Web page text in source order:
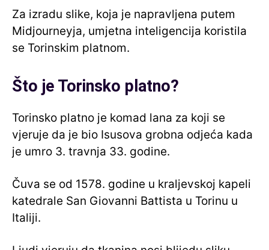
Za izradu slike, koja je napravljena putem
Midjourneyja, umjetna inteligencija koristila
se Torinskim platnom.
Što je Torinsko platno?
Torinsko platno je komad lana za koji se
vjeruje da je bio Isusova grobna odjeća kada
je umro 3. travnja 33. godine.
Čuva se od 1578. godine u kraljevskoj kapeli
katedrale San Giovanni Battista u Torinu u
Italiji.